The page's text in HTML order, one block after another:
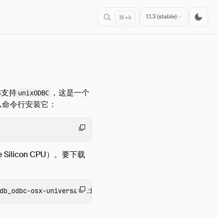
⌘+k 1.1.3 (stable)
持 unixODBC
，这是一个
令行安装它：
Silicon CPU）。要下载